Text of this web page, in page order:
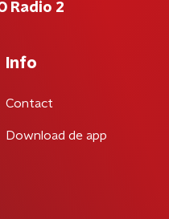
Radio 2
Info
Contact
Download de app